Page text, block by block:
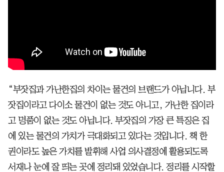
“부잣집과 가난한집의 차이는 물건의 브랜드가 아닙니다. 부
잣집이라고 다이소 물건이 없는 것도 아니고, 가난한 집이라
고 명품이 없는 것도 아닙니다. 부잣집의 가장 큰 특징은 집
에 있는 물건의 가치가 극대화되고 있다는 것입니다. 책 한
권이라도 높은 가치를 발휘해 사업 의사결정에 활용되도록
서재나 눈에 잘 띄는 곳에 정리돼 있었습니다. 정리를 시작할